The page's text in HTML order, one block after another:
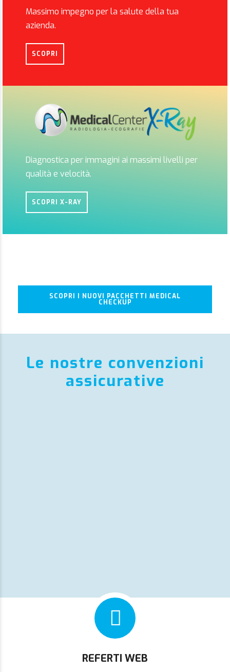
Massimo impegno per la salute della tua
azienda.
SCOPRI
Diagnostica per immagini ai massimi livelli per
qualità e velocità.
SCOPRI X-RAY
SCOPRI I NUOVI PACCHETTI MEDICAL
CHECKUP
Le nostre convenzioni
assicurative
REFERTI WEB